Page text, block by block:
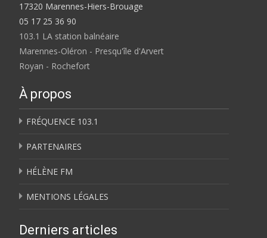
17320 Marennes-Hiers-Brouage
05 17 25 36 90
103.1 LA station balnéaire
Marennes-Oléron - Presqu'île d'Arvert
Royan - Rochefort
À propos
FRÉQUENCE 103.1
PARTENAIRES
HÉLÈNE FM
MENTIONS LÉGALES
Derniers articles